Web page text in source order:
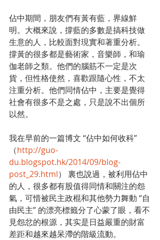
佔中期間，朋友們有黃有藍，界線鮮
明。大概來說，撐藍的多數是搞科技做
生意的人，比較面對現實和著重分析。
撐黃的很多都是藝術家，音樂師，和瑜
伽老師之類。他們的腦筋不一定是次
貨，但性格使然，喜歡跟隨心性，不太
注重分析。他們同情佔中，主要是覺得
社會有很多不是之處，只是說不出個所
以然。
我在早前的一篇博文 “佔中如何收科”
（http://guo-
du.blogspot.hk/2014/09/blog-
post_29.html） 裏也說過，被利用佔中
的人，很多都有股值得同情和關注的怨
氣，可惜被民主政棍和其他勢力舞動 “自
由民主” 的漂亮標籤分了心蒙了眼，看不
見怨忿的根源，其实是日益嚴重的財富
差距和越來越呆滯的階級流動。